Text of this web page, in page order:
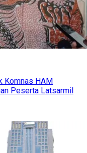
Komnas HAM
Peserta Latsarmil